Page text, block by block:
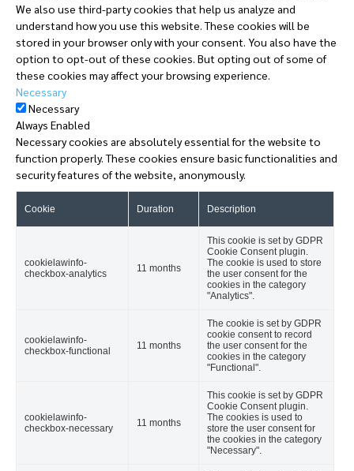
We also use third-party cookies that help us analyze and
understand how you use this website. These cookies will be
stored in your browser only with your consent. You also have the
option to opt-out of these cookies. But opting out of some of
these cookies may affect your browsing experience.
Necessary
Necessary
Always Enabled
Necessary cookies are absolutely essential for the website to
function properly. These cookies ensure basic functionalities and
security features of the website, anonymously.
Cookie Duration Description
cookielawinfo-
checkbox-analytics
11 months
This cookie is set by GDPR
Cookie Consent plugin.
The cookie is used to store
the user consent for the
cookies in the category
"Analytics".
cookielawinfo-
checkbox-functional
11 months
The cookie is set by GDPR
cookie consent to record
the user consent for the
cookies in the category
"Functional".
cookielawinfo-
checkbox-necessary
11 months
This cookie is set by GDPR
Cookie Consent plugin.
The cookies is used to
store the user consent for
the cookies in the category
"Necessary".